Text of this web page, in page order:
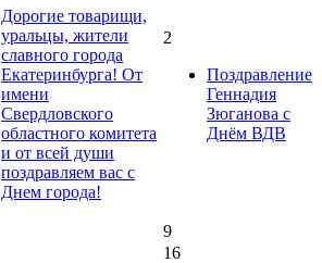
Дорогие товарищи,
уральцы, жители
славного города
Екатеринбурга! От
имени
Свердловского
областного комитета
и от всей души
поздравляем вас с
Днем города!
2
Поздравление
Геннадия
Зюганова с
Днём ВДВ
9
16